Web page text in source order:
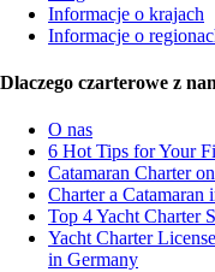
Informacje o krajach
Informacje o
Dlaczego czarterowe z
O nas
6 Hot Tips for Your
Catamaran Charter
Charter a Catamaran
Top 4 Yacht Charter
Yacht Charter
in Germany